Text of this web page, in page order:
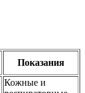
Показания
Кожные и